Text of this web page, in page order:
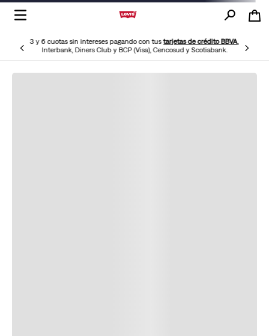
3 y 6 cuotas sin intereses pagando con tustarjetas de crédito BBVA,
Interbank, Diners Club y BCP (Visa), Cencosud y Scotiabank.